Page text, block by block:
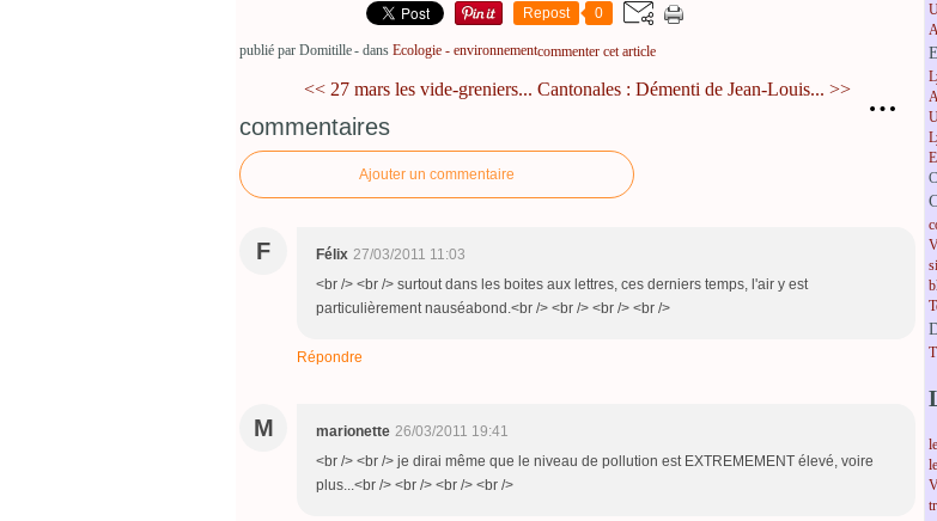
Repost 0
publié par Domitille- dans Ecologie - environnementcommenter cet article
…
<< 27 mars les vide-greniers... Cantonales : Démenti de Jean-Louis... >>
commentaires
Ajouter un commentaire
F Félix 27/03/2011 11:03
<br /> <br /> surtout dans les boites aux lettres, ces derniers temps, l'air y est
particulièrement nauséabond.<br /> <br /> <br /> <br />
Répondre
M marionette 26/03/2011 19:41
<br /> <br /> je dirai même que le niveau de pollution est EXTREMEMENT élevé, voire
plus...<br /> <br /> <br /> <br />